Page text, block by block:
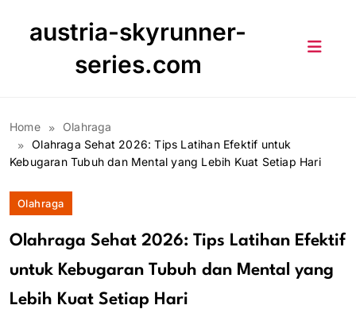
austria-skyrunner-
series.com
Home
Olahraga
Olahraga Sehat 2026: Tips Latihan Efektif untuk
Kebugaran Tubuh dan Mental yang Lebih Kuat Setiap Hari
Olahraga
Olahraga Sehat 2026: Tips Latihan Efektif
untuk Kebugaran Tubuh dan Mental yang
Lebih Kuat Setiap Hari